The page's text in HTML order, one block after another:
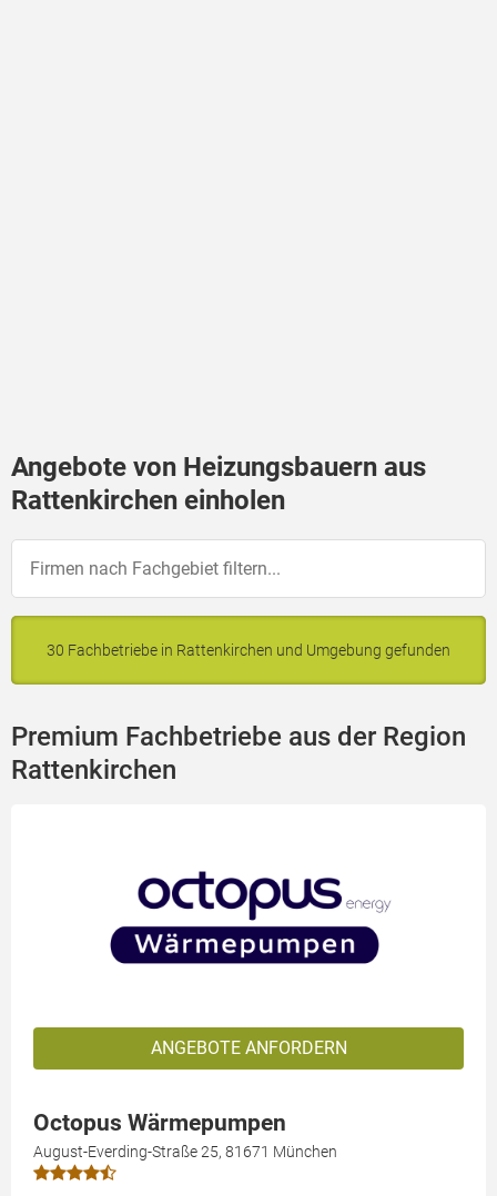
Angebote von Heizungsbauern aus
Rattenkirchen einholen
30 Fachbetriebe in Rattenkirchen und Umgebung gefunden
Premium Fachbetriebe aus der Region
Rattenkirchen
ANGEBOTE ANFORDERN
Octopus Wärmepumpen
August-Everding-Straße 25, 81671 München